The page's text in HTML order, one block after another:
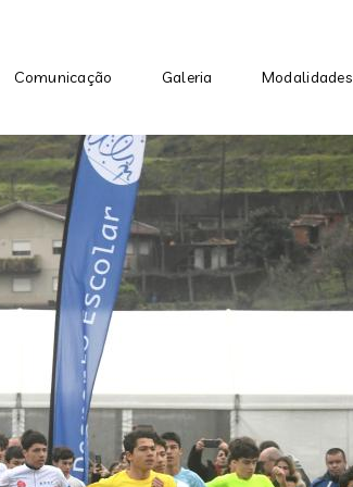
Comunicação Galeria Modalidades